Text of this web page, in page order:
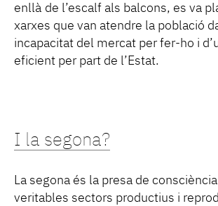
enllà de l’escalf als balcons, es va
xarxes que van atendre la població
incapacitat del mercat per fer-ho i
eficient per part de l’Estat.
I la segona?
La segona és la presa de
veritables sectors productius i